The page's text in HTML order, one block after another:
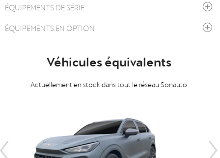
ÉQUIPEMENTS DE SÉRIE
ÉQUIPEMENTS EN OPTION
Véhicules équivalents
Actuellement en stock dans tout le réseau Sonauto